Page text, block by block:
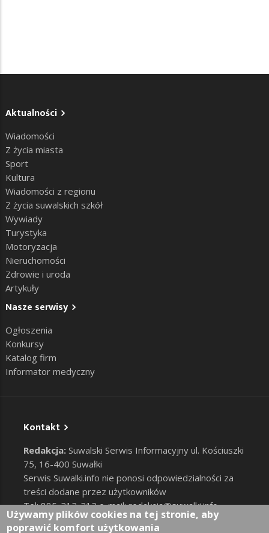
Aktualności
Wiadomości
Z życia miasta
Sport
Kultura
Wiadomości z regionu
Z życia suwalskich szkół
Wywiady
Turystyka
Motoryzacja
Nieruchomości
Zdrowie i uroda
Artykuły
Nasze serwisy
Ogłoszenia
Konkursy
Katalog firm
Informator medyczny
Kontakt
Redakcja: Suwalski Serwis Informacyjny ul. Kościuszki
75, 16-400 Suwałki
Serwis Suwalki.info nie ponosi odpowiedzialności za
treści dodane przez użytkowników
Tel: 885-212-212 e-mail:redakcja@suwalki.info,
reklama@suwalki.info
Używamy plików cookies na tej stronie, aby
poprawić komfort użytkowania